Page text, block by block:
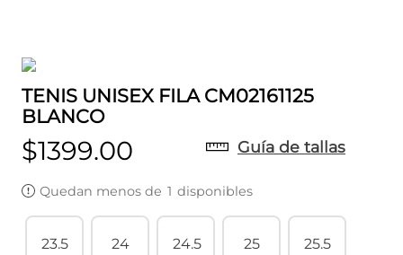
TENIS UNISEX FILA CM02161125
BLANCO
$1399.00 Guía de tallas
Quedan menos de 1 disponibles
23.5 24 24.5 25 25.5